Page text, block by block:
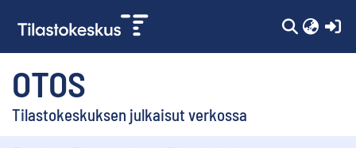
OTOS
Tilastokeskuksen julkaisut verkossa